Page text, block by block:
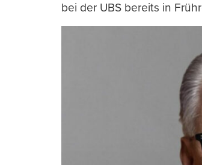
bei der UBS bereits in